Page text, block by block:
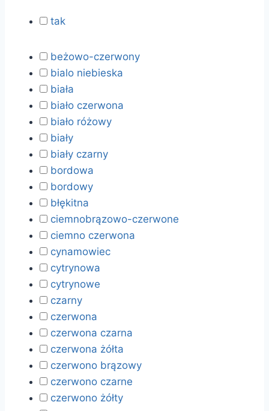
tak
beżowo-czerwony
bialo niebieska
biała
biało czerwona
biało różowy
biały
biały czarny
bordowa
bordowy
błękitna
ciemnobrązowo-czerwone
ciemno czerwona
cynamowiec
cytrynowa
cytrynowe
czarny
czerwona
czerwona czarna
czerwona żółta
czerwono brązowy
czerwono czarne
czerwono żółty